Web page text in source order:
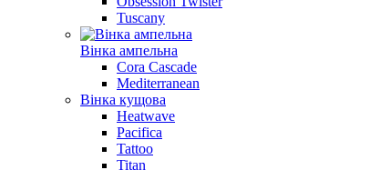
Tuscany
Вінка ампельна
Cora Cascade
Mediterranean
Вінка кущова
Heatwave
Pacifica
Tattoo
Titan